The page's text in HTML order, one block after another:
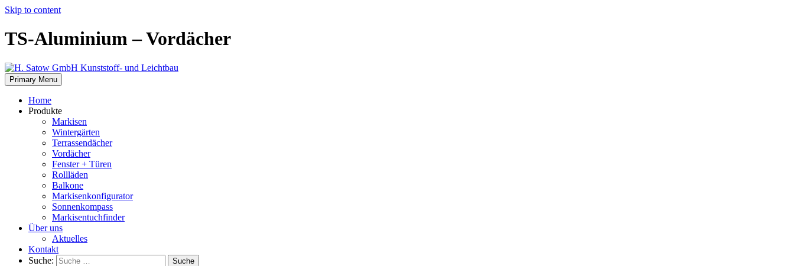
Skip to content
TS-Aluminium – Vordächer
Primary Menu
Home
Produkte
Markisen
Wintergärten
Terrassendächer
Vordächer
Fenster + Türen
Rollläden
Balkone
Markisenkonfigurator
Sonnenkompass
Markisentuchfinder
Über uns
Aktuelles
Kontakt
Suche:
Suche